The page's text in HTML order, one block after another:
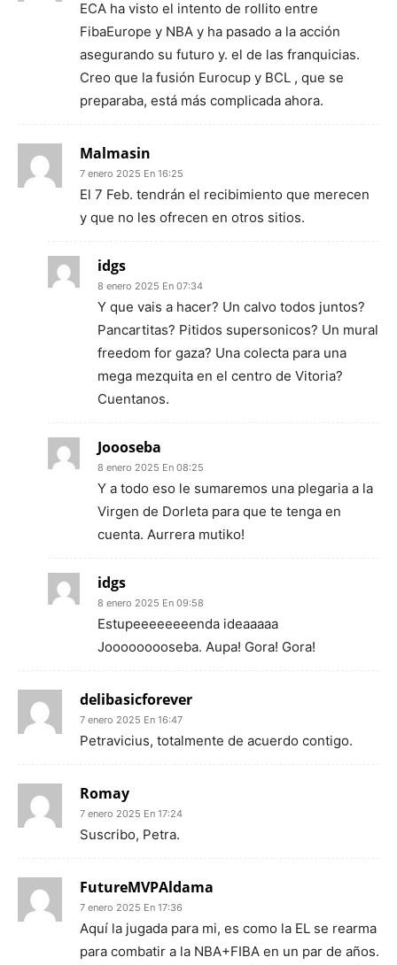
ECA ha visto el intento de rollito entre
FibaEurope y NBA y ha pasado a la acción
asegurando su futuro y. el de las franquicias.
Creo que la fusión Eurocup y BCL , que se
preparaba, está más complicada ahora.
Malmasin
7 enero 2025 En 16:25
El 7 Feb. tendrán el recibimiento que merecen
y que no les ofrecen en otros sitios.
idgs
8 enero 2025 En 07:34
Y que vais a hacer? Un calvo todos juntos?
Pancartitas? Pitidos supersonicos? Un mural
freedom for gaza? Una colecta para una
mega mezquita en el centro de Vitoria?
Cuentanos.
Joooseba
8 enero 2025 En 08:25
Y a todo eso le sumaremos una plegaria a la
Virgen de Dorleta para que te tenga en
cuenta. Aurrera mutiko!
idgs
8 enero 2025 En 09:58
Estupeeeeeeeenda ideaaaaa
Jooooooooseba. Aupa! Gora! Gora!
delibasicforever
7 enero 2025 En 16:47
Petravicius, totalmente de acuerdo contigo.
Romay
7 enero 2025 En 17:24
Suscribo, Petra.
FutureMVPAldama
7 enero 2025 En 17:36
Aquí la jugada para mi, es como la EL se rearma
para combatir a la NBA+FIBA en un par de años.